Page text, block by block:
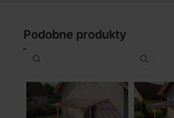
Podobne produkty